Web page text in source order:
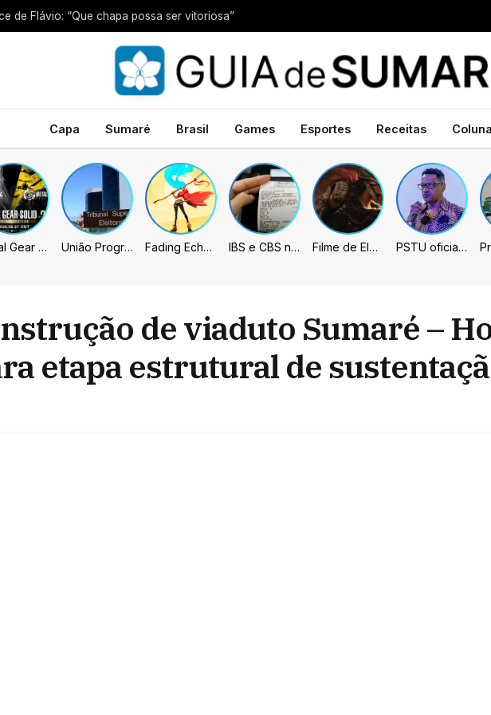
de Flávio: “Que chapa possa ser vitoriosa”
Capa Sumaré Brasil Games Esportes Receitas
Metal Gear Solid: Master Collection 2 terá legendas e menus em portugues União Progressista e PL terão mais tempo de propaganda eleitoral Fading Echo – Review IBS e CBS necessitarão constar nas notas fiscais com início desta 2ª. Entenda Filme de Elden Ring tem gravações concluídas, mas ainda fica longe do lançamento PSTU oficializa Hertz Dias como candidato à Presidência da República
de viaduto Sumaré –
etapa estrutural de